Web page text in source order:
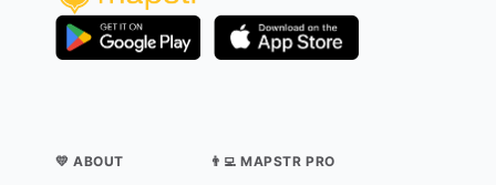
💛 ABOUT 👨‍💻 MAPSTR PRO